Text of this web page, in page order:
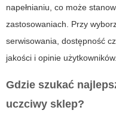
napełnianiu, co może
zastosowaniach. Przy
serwisowania, dostępność
jakości i opinie użytkowników.
Gdzie szukać
uczciwy sklep?